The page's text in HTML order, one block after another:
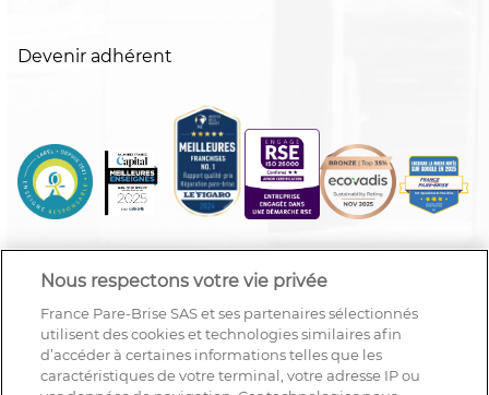
Devenir adhérent
Nous respectons votre vie privée
France Pare-Brise SAS et ses partenaires sélectionnés
utilisent des cookies et technologies similaires afin
d’accéder à certaines informations telles que les
caractéristiques de votre terminal, votre adresse IP ou